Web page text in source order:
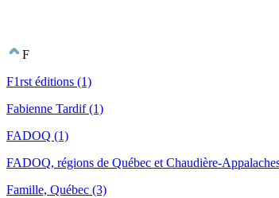
F
F1rst éditions (1)
Fabienne Tardif (1)
FADOQ (1)
FADOQ, régions de Québec et Chaudière-
Famille, Québec (3)